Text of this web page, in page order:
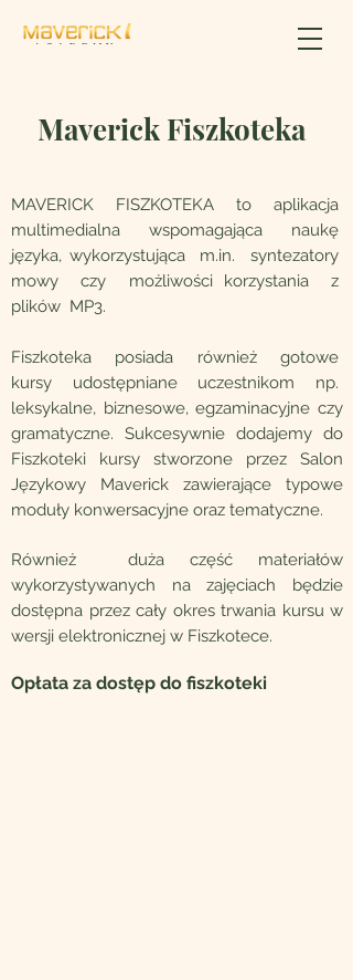
Maverick Fiszkoteka
MAVERICK FISZKOTEKA to aplikacja
multimedialna wspomagająca naukę
języka, wykorzystująca m.in. syntezatory
mowy czy możliwości korzystania z
plików MP3.
Fiszkoteka posiada również gotowe
kursy udostępniane uczestnikom np.
leksykalne, biznesowe, egzaminacyjne czy
gramatyczne. Sukcesywnie dodajemy do
Fiszkoteki kursy stworzone przez Salon
Językowy Maverick zawierające typowe
moduły konwersacyjne oraz tematyczne.
Również duża część materiałów
wykorzystywanych na zajęciach będzie
dostępna przez cały okres trwania kursu w
wersji elektronicznej w Fiszkotece.
Opłata za dostęp do fiszkoteki